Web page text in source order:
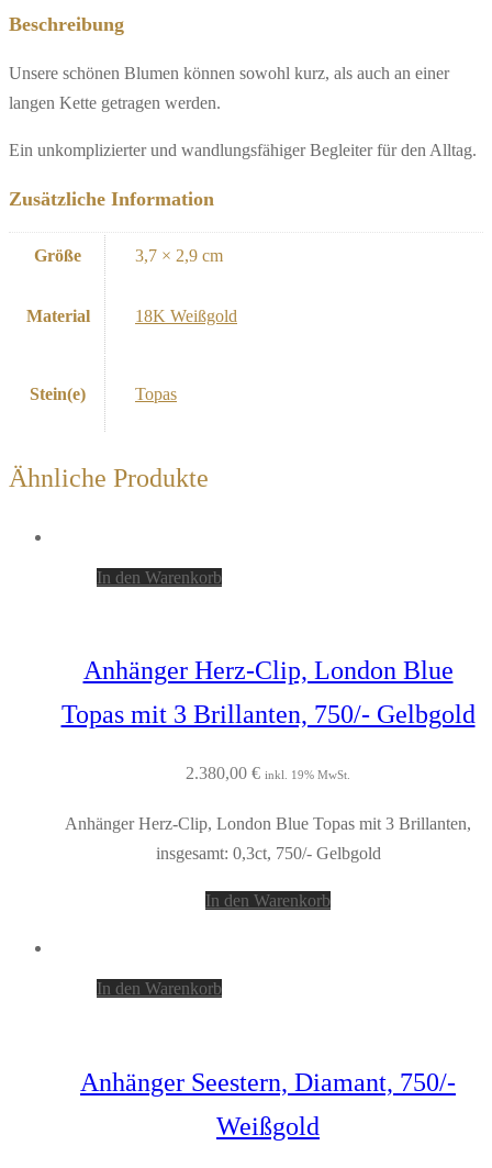
Beschreibung
Unsere schönen Blumen können sowohl kurz, als auch an einer
langen Kette getragen werden.
Ein unkomplizierter und wandlungsfähiger Begleiter für den Alltag.
Zusätzliche Information
Größe 3,7 × 2,9 cm
Material 18K Weißgold
Stein(e) Topas
Ähnliche Produkte
In den Warenkorb
Anhänger Herz-Clip, London Blue
Topas mit 3 Brillanten, 750/- Gelbgold
2.380,00 € inkl. 19% MwSt.
Anhänger Herz-Clip, London Blue Topas mit 3 Brillanten,
insgesamt: 0,3ct, 750/- Gelbgold
In den Warenkorb
In den Warenkorb
Anhänger Seestern, Diamant, 750/-
Weißgold